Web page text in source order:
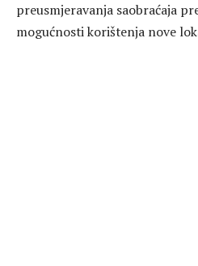
preusmjeravanja saobraćaja
mogućnosti korištenja nove